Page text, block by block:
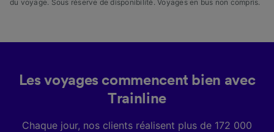
du voyage. Sous réserve de disponibilité. Voyages en bus non compris.
Les voyages commencent bien avec
Trainline
Chaque jour, nos clients réalisent plus de 172 000